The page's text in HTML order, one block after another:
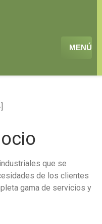
MENÚ
que se
de los clientes
gama de servicios y